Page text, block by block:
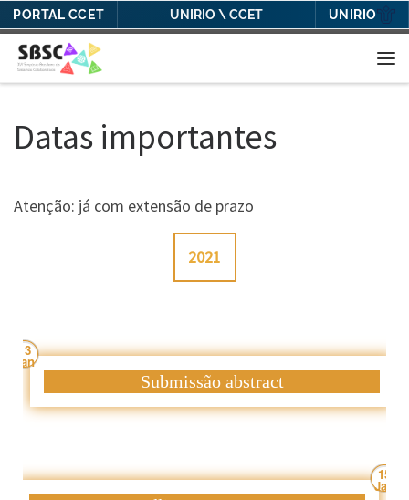
PORTAL CCET UNIRIO \ CCET UNIRIO
Skip to content
Datas importantes
Atenção: já com extensão de prazo
2021
13
Jan
Submissão abstract
15
Jan